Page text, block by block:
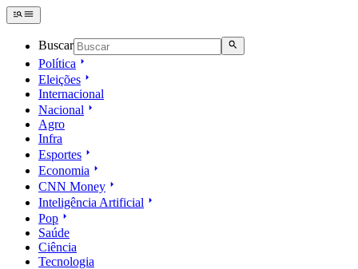
Buscar
Política
Eleições
Internacional
Nacional
Agro
Infra
Esportes
Economia
CNN Money
Inteligência Artificial
Pop
Saúde
Ciência
Tecnologia